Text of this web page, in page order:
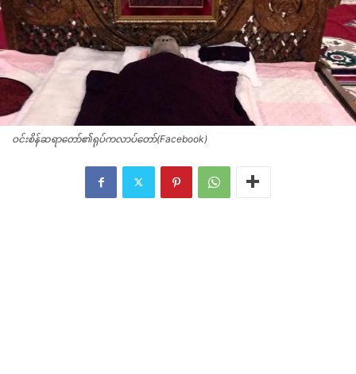
ဝင်းစိန်ဆရာတော်၏ရုပ်ကလာပ်တော်(Facebook)